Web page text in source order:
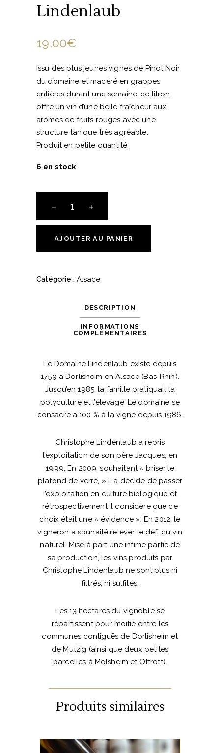
Lindenlaub
19.00€
Issu des plus jeunes vignes de Pinot Noir
du domaine et macéré en grappes
entières durant une semaine, ce litron
offre un vin d’une belle fraîcheur aux
arômes de fruits rouges avec une
structure tanique très agréable.
Produit en petite quantité.
6 en stock
Alsace
Pinot
Tétine
quantité
AJOUTER AU PANIER
Catégorie : Alsace
DESCRIPTION
INFORMATIONS
COMPLÉMENTAIRES
Le Domaine Lindenlaub existe depuis
1759 à Dorlisheim en Alsace (Bas-Rhin).
Jusqu’en 1985, la famille pratiquait la
polyculture et l’élevage. Le domaine se
consacre à 100 % à la vigne depuis 1986.
Christophe Lindenlaub a repris
l’exploitation de son père Jacques, en
1999. En 2009, souhaitant « briser le
plafond de verre, » il a décidé de passer
l’exploitation en culture biologique et
rétrospectivement il considère que ce
choix était une « évidence ». En 2012, le
vigneron a souhaité relever le défi du vin
naturel. Mise à part une infime partie de
sa production, les vins produits par
Christophe Lindenlaub ne sont plus ni
filtrés, ni sulfités.
Les 13 hectares du vignoble se
répartissent pour moitié entre les
communes contiguës de Dorlisheim et
de Mutzig (ainsi que deux petites
parcelles à Molsheim et Ottrott).
Produits similaires